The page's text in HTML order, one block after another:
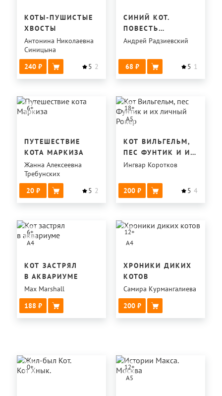
КОТЫ-ПУШИСТЫЕ
ХВОСТЫ
Антонина Николаевна
Синицына
240
5 2
СИНИЙ КОТ.
ПОВЕСТЬ
О ПЕРВОЙ ЛЮБВИ
Андрей Радзиевский
68 5 1
6+
ПУТЕШЕСТВИЕ
КОТА МАРКИЗА
Жанна Алексеевна
Требунских
20
5 2
18+
A5
КОТ ВИЛЬГЕЛЬМ,
ПЕС ФУНТИК И ИХ
ЛИЧНЫЙ РОКЕР
Ингвар Коротков
200 5 4
6+
A4
КОТ ЗАСТРЯЛ
В АКВАРИУМЕ
Max Marshall
188
12+
A4
ХРОНИКИ ДИКИХ
КОТОВ
Самира Курмангалиева
200
0+ 12+
A5